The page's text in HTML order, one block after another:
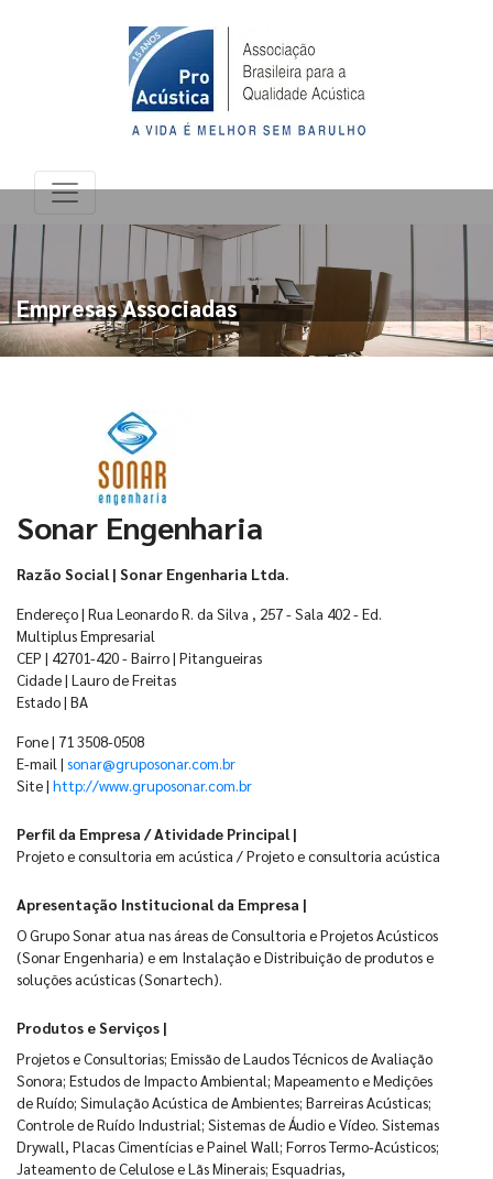
Empresas Associadas
Sonar Engenharia
Razão Social | Sonar Engenharia Ltda.
Endereço | Rua Leonardo R. da Silva , 257 - Sala 402 - Ed.
Multiplus Empresarial
CEP | 42701-420 - Bairro | Pitangueiras
Cidade | Lauro de Freitas
Estado | BA
Fone | 71 3508-0508
E-mail | sonar@gruposonar.com.br
Site | http://www.gruposonar.com.br
Perfil da Empresa / Atividade Principal |
Projeto e consultoria em acústica / Projeto e consultoria acústica
Apresentação Institucional da Empresa |
O Grupo Sonar atua nas áreas de Consultoria e Projetos Acústicos
(Sonar Engenharia) e em Instalação e Distribuição de produtos e
soluções acústicas (Sonartech).
Produtos e Serviços |
Projetos e Consultorias; Emissão de Laudos Técnicos de Avaliação
Sonora; Estudos de Impacto Ambiental; Mapeamento e Medições
de Ruído; Simulação Acústica de Ambientes; Barreiras Acústicas;
Controle de Ruído Industrial; Sistemas de Áudio e Vídeo. Sistemas
Drywall, Placas Cimentícias e Painel Wall; Forros Termo-Acústicos;
Jateamento de Celulose e Lãs Minerais; Esquadrias,